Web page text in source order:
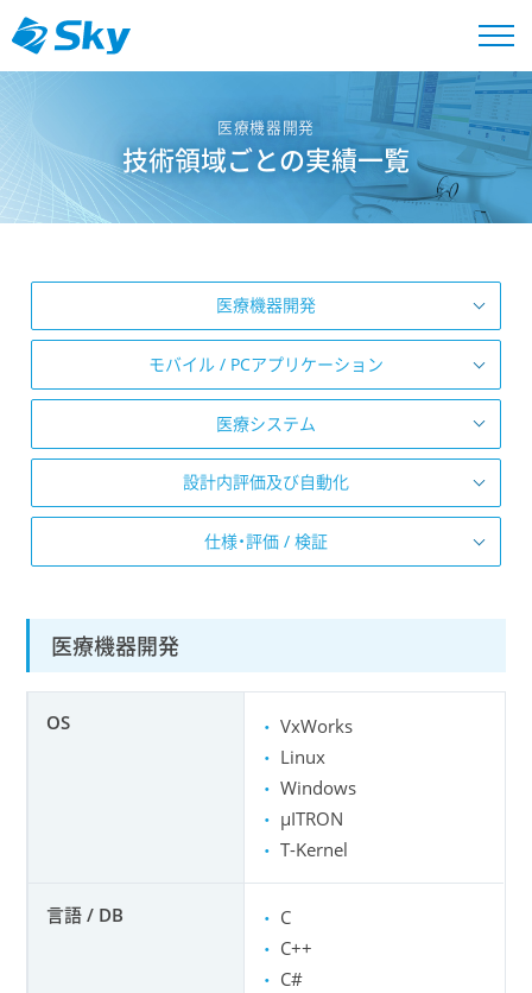
医療機器開発
技術領域ごとの実績一覧
医療機器開発
モバイル / PCアプリケーション
医療システム
設計内評価及び自動化
仕様・評価 / 検証
医療機器開発
OS
VxWorks
Linux
Windows
μITRON
T-Kernel
言語 / DB
C
C++
C#